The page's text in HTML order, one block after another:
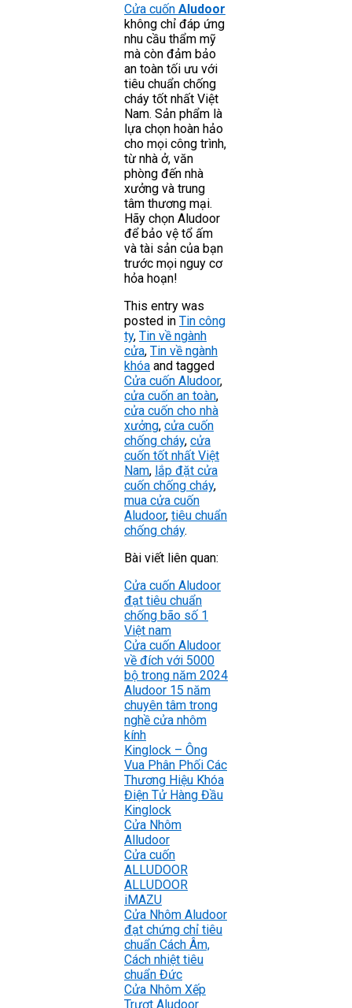
Cửa cuốn Aludoor
không chỉ đáp ứng
nhu cầu thẩm mỹ
mà còn đảm bảo
an toàn tối ưu với
tiêu chuẩn chống
cháy tốt nhất Việt
Nam. Sản phẩm là
lựa chọn hoàn hảo
cho mọi công trình,
từ nhà ở, văn
phòng đến nhà
xưởng và trung
tâm thương mại.
Hãy chọn Aludoor
để bảo vệ tổ ấm
và tài sản của bạn
trước mọi nguy cơ
hỏa hoạn!
This entry was
posted in Tin công
ty, Tin về ngành
cửa, Tin về ngành
khóa and tagged
Cửa cuốn Aludoor,
cửa cuốn an toàn,
cửa cuốn cho nhà
xưởng, cửa cuốn
chống cháy, cửa
cuốn tốt nhất Việt
Nam, lắp đặt cửa
cuốn chống cháy,
mua cửa cuốn
Aludoor, tiêu chuẩn
chống cháy.
Bài viết liên quan:
Cửa cuốn Aludoor
đạt tiêu chuẩn
chống bão số 1
Việt nam
Cửa cuốn Aludoor
về đích với 5000
bộ trong năm 2024
Aludoor 15 năm
chuyên tâm trong
nghề cửa nhôm
kính
Kinglock – Ông
Vua Phân Phối Các
Thương Hiệu Khóa
Điện Tử Hàng Đầu
Kinglock
Cửa Nhôm
Alludoor
Cửa cuốn
ALLUDOOR
ALLUDOOR
iMAZU
Cửa Nhôm Aludoor
đạt chứng chỉ tiêu
chuẩn Cách Âm,
Cách nhiệt tiêu
chuẩn Đức
Cửa Nhôm Xếp
Trượt Aludoor